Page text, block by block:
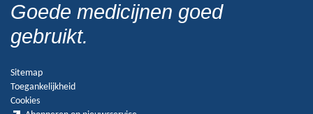
Goede medicijnen goed
gebruikt.
Sitemap
Toegankelijkheid
Cookies